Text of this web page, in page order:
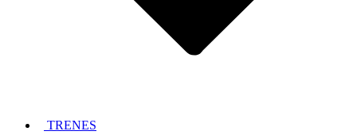
TRENES